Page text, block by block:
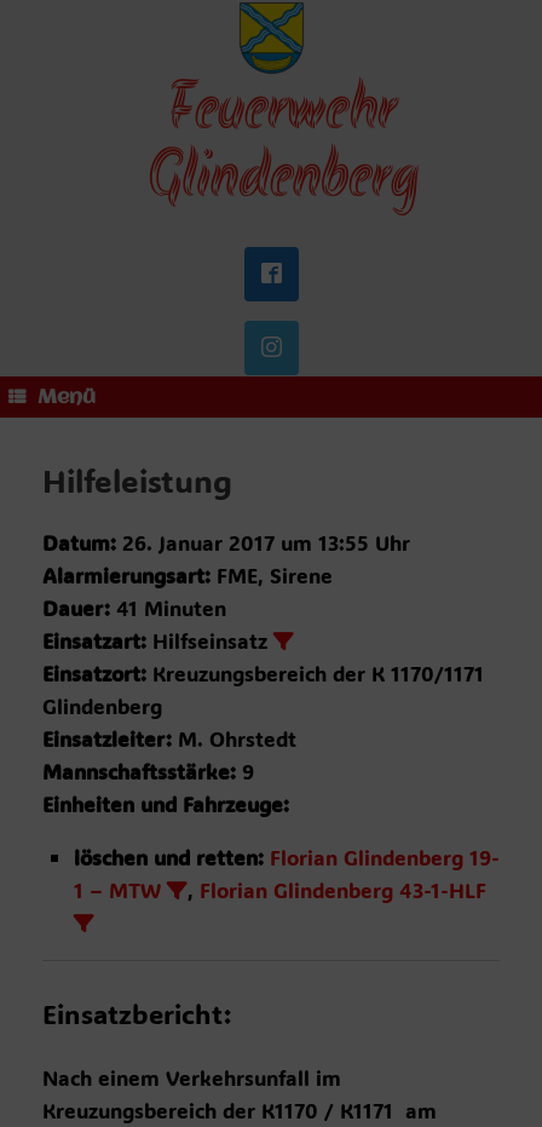
Feuerwehr
Glindenberg
Menü
Hilfeleistung
Datum: 26. Januar 2017 um 13:55 Uhr
Alarmierungsart: FME, Sirene
Dauer: 41 Minuten
Einsatzart: Hilfseinsatz
Einsatzort: Kreuzungsbereich der K 1170/1171
Glindenberg
Einsatzleiter: M. Ohrstedt
Mannschaftsstärke: 9
Einheiten und Fahrzeuge:
löschen und retten: Florian Glindenberg 19-
1 – MTW
, Florian Glindenberg 43-1-HLF
Einsatzbericht:
Nach einem Verkehrsunfall im
Kreuzungsbereich der K1170 / K1171 am